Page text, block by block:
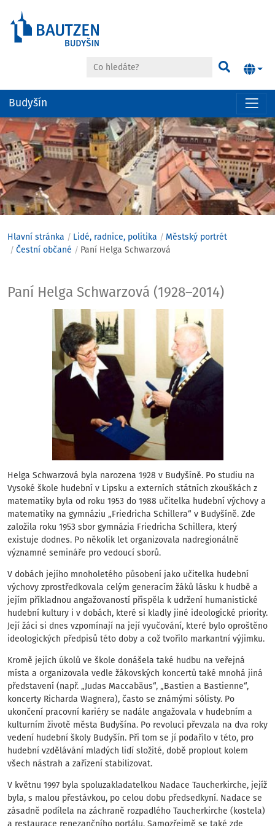
Hauptregion
der
Seite
anspringen
Co hledáte? Hledat
Budyšín
Hlavní stránka Lidé, radnice, politika
Městský portrét
Čestní občané
Paní Helga Schwarzová
Paní Helga
Paní Helga Schwarzová (1928–2014)
Helga Schwarzová byla narozena 1928 v Budyšíně. Po studiu na
Vysoké škole hudební v Lipsku a externích státních zkouškách z
matematiky byla od roku 1953 do 1988 učitelka hudební výchovy a
matematiky na gymnáziu „Friedricha Schillera“ v Budyšíně. Zde
založila roku 1953 sbor gymnázia Friedricha Schillera, který
existuje dodnes. Po několik let organizovala nadregionálně
významné semináře pro vedoucí sborů.
V dobách jejího mnoholetého působení jako učitelka hudební
výchovy zprostředkovala celým generacím žáků lásku k hudbě a
jejím příkladnou angažovaností přispěla k udržení humanistické
hudební kultury i v dobách, které si kladly jiné ideologické priority.
Její žáci si dnes vzpomínají na její vyučování, které bylo oproštěno
ideologických předpisů této doby a což tvořilo markantní výjimku.
Kromě jejích úkolů ve škole donášela také hudbu na veřejná
místa a organizovala vedle žákovských koncertů také mnohá jiná
představení (např. „Judas Maccabäus“, „Bastien a Bastienne“,
koncerty Richarda Wagnera), často se známými sólisty. Po
ukončení pracovní kariéry se nadále angažovala v hudebním a
kulturním životě města Budyšína. Po revoluci převzala na dva roky
vedení hudební školy Budyšín. Při tom se jí podařilo v této, pro
hudební vzdělávání mladých lidí složité, době proplout kolem
všech nástrah a zařízení stabilizovat.
V květnu 1997 byla spoluzakladatelkou Nadace Taucherkirche, jejíž
byla, s malou přestávkou, po celou dobu předsedkyní. Nadace se
zásadně podílela na záchraně rozpadlého Taucherkirche (kostela)